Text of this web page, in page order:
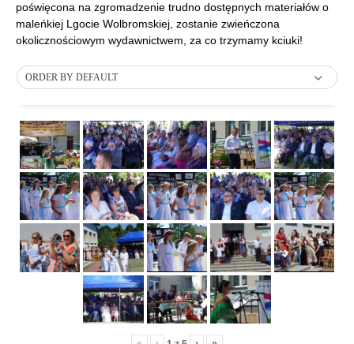
poświęcona na zgromadzenie trudno dostępnych materiałów o
maleńkiej Lgocie Wolbromskiej, zostanie zwieńczona
okolicznościowym wydawnictwem, za co trzymamy kciuki!
ORDER BY DEFAULT